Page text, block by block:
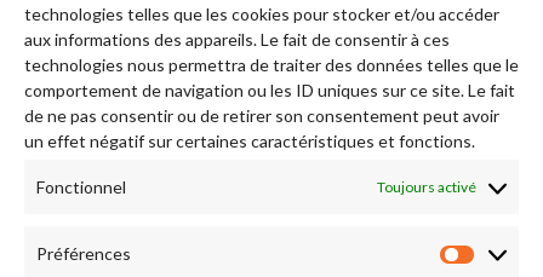
technologies telles que les cookies pour stocker et/ou accéder
aux informations des appareils. Le fait de consentir à ces
technologies nous permettra de traiter des données telles que le
comportement de navigation ou les ID uniques sur ce site. Le fait
de ne pas consentir ou de retirer son consentement peut avoir
un effet négatif sur certaines caractéristiques et fonctions.
Fonctionnel Toujours activé
Préférences
Afficher plus... Suivez-nous sur Instagram